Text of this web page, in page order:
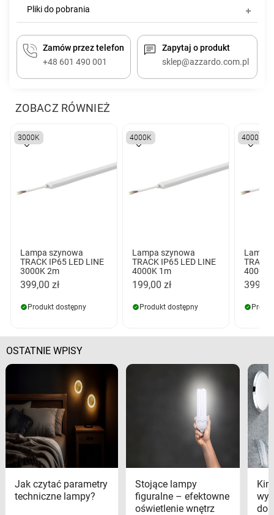
Pliki do pobrania
Zamów przez telefon
+48 601 490 001
Zapytaj o produkt
sklep@azzardo.com.pl
ZOBACZ RÓWNIEŻ
3000K
Lampa szynowa
TRACK IP65 LED LINE
3000K 2m
399,00 zł
Produkt dostępny
4000K
Lampa szynowa
TRACK IP65 LED LINE
4000K 1m
199,00 zł
Produkt dostępny
4000K
Lampa
TRACK
4000K
399,00
OSTATNIE WPISY
Jak czytać parametry
techniczne lampy?
Stojące lampy
figuralne – efektowne
oświetlenie wnętrz